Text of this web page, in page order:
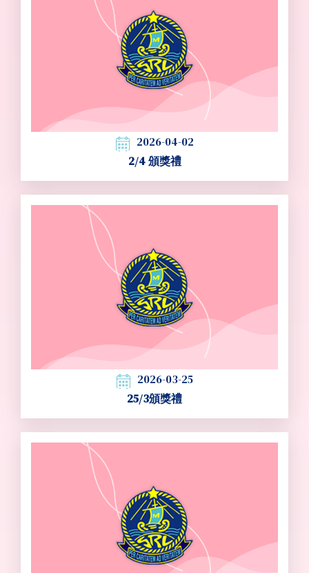
2026-04-02
2/4 頒獎禮
2026-03-25
25/3頒獎禮